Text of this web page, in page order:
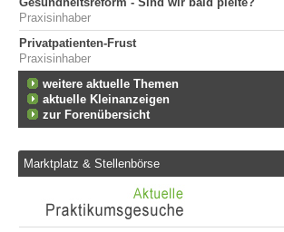
Praxisinhaber
Privatpatienten-Frust
Praxisinhaber
weitere aktuelle Themen
aktuelle Kleinanzeigen
zur Forenübersicht
Marktplatz & Stellenbörse